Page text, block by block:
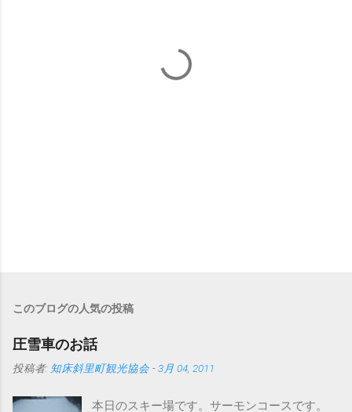
このブログの人気の投稿
圧雪車のお話
投稿者: 知床斜里町観光協会 -3月 04, 2011
本日のスキー場です。サーモンコースです。